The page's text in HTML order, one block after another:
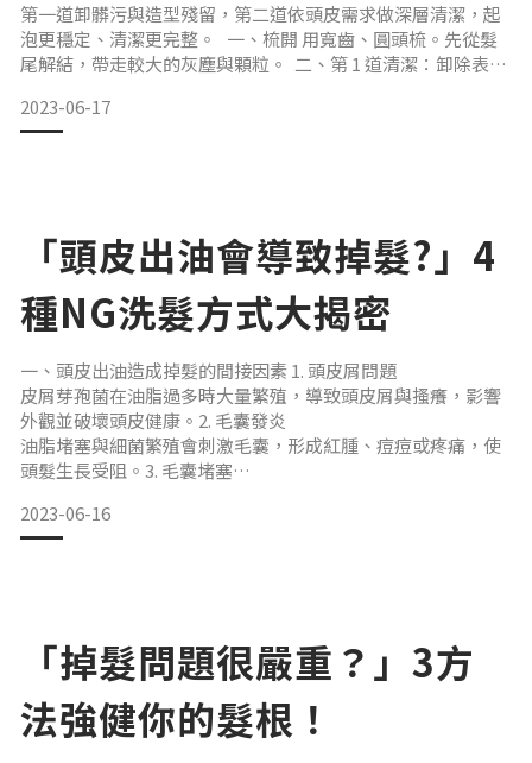
第一道卸髒污與造型殘留，第二道依頭皮需求做深層清潔，起
泡更穩定、清潔更完整。 一、梳開 用寬齒、圓頭梳。先從髮
尾解結，帶走較大的灰塵與顆粒。 二、第 1 道清潔：卸除表層
產品：清潔力較好的控油系或一般開架洗髮精。目的：不讓殘
留影響下一道起泡與清潔效率。 三、第 2 道清潔：針對頭皮做
2023-06-17
「頭皮出油會導致掉髮?」4
種NG洗髮方式大揭密
一、頭皮出油造成掉髮的間接因素 1. 頭皮屑問題
皮屑芽孢菌在油脂過多時大量繁殖，導致頭皮屑與搔癢，影響
外觀並破壞頭皮健康。2. 毛囊發炎
油脂堵塞與細菌繁殖會刺激毛囊，形成紅腫、痘痘或疼痛，使
頭髮生長受阻。3. 毛囊堵塞
能導致毛囊萎縮、永久性掉髮。4. 毛囊感染
過油環境利於細菌與真菌滋生，造成毛囊感染與發炎，影響頭
2023-06-16
「掉髮問題很嚴重？」3方
法強健你的髮根！